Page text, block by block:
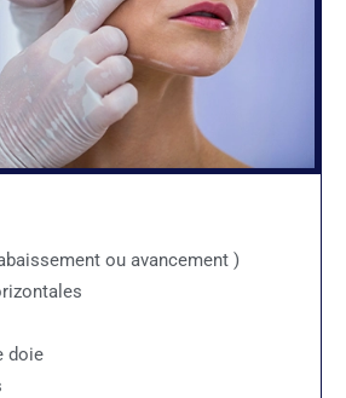
ou avancement )
doie